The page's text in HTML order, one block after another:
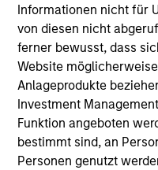
Informationen nicht für
von diesen nicht
ferner bewusst, dass
Website
Anlageprodukte
Investment
Funktion angeboten
bestimmt sind, an
Personen genutzt
Gregory
Andrew
Managing